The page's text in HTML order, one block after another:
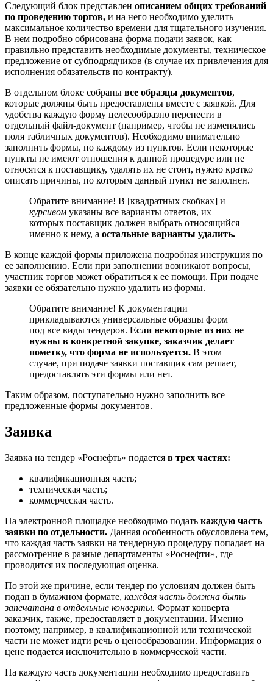
Следующий блок представлен описанием общих требований
по проведению торгов, и на него необходимо уделить
максимальное количество времени для тщательного изучения.
В нем подробно обрисована форма подачи заявок, как
правильно представить необходимые документы, техническое
предложение от субподрядчиков (в случае их привлечения для
исполнения обязательств по контракту).
В отдельном блоке собраны все образцы документов,
которые должны быть предоставлены вместе с заявкой. Для
удобства каждую форму целесообразно перенести в
отдельный файл-документ (например, чтобы не изменялись
поля табличных документов). Необходимо внимательно
заполнить формы, по каждому из пунктов. Если некоторые
пункты не имеют отношения к данной процедуре или не
относятся к поставщику, удалять их не стоит, нужно кратко
описать причины, по которым данный пункт не заполнен.
Обратите внимание! В [квадратных скобках] и
курсивом указаны все варианты ответов, их
которых поставщик должен выбрать относящийся
именно к нему, а остальные варианты удалить.
В конце каждой формы приложена подробная инструкция по
ее заполнению. Если при заполнении возникают вопросы,
участник торгов может обратиться к ее помощи. При подаче
заявки ее обязательно нужно удалить из формы.
Обратите внимание! К документации
прикладываются универсальные образцы форм
под все виды тендеров. Если некоторые из них не
нужны в конкретной закупке, заказчик делает
пометку, что форма не используется. В этом
случае, при подаче заявки поставщик сам решает,
предоставлять эти формы или нет.
Таким образом, поступательно нужно заполнить все
предложенные формы документов.
Заявка
Заявка на тендер «Роснефть» подается в трех частях:
квалификационная часть;
техническая часть;
коммерческая часть.
На электронной площадке необходимо подать каждую часть
заявки по отдельности. Данная особенность обусловлена тем,
что каждая часть заявки на тендерную процедуру попадает на
рассмотрение в разные департаменты «Роснефти», где
проводится их последующая оценка.
По этой же причине, если тендер по условиям должен быть
подан в бумажном формате, каждая часть должна быть
запечатана в отдельные конверты. Формат конверта
заказчик, также, предоставляет в документации. Именно
поэтому, например, в квалификационной или технической
части не может идти речь о ценообразовании. Информация о
цене подается исключительно в коммерческой части.
На каждую часть документации необходимо предоставить